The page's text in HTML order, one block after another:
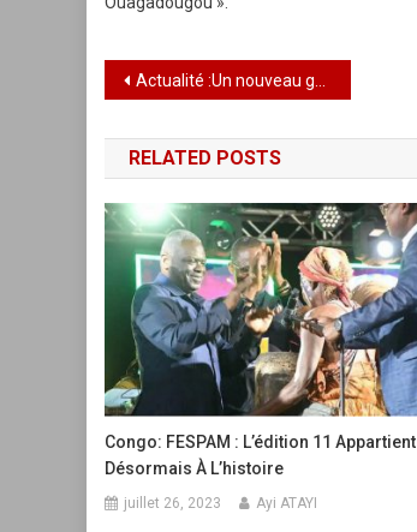
Navigation
de
l’article
Actualité :Un nouveau gouvernement au sénégal: Quatorze des 38 nouveaux ministres ont gardé le même portefeuille
RELATED POSTS
Congo: FESPAM : L’édition 11 Appartient
Désormais À L’histoire
juillet 26, 2023 Ayi ATAYI